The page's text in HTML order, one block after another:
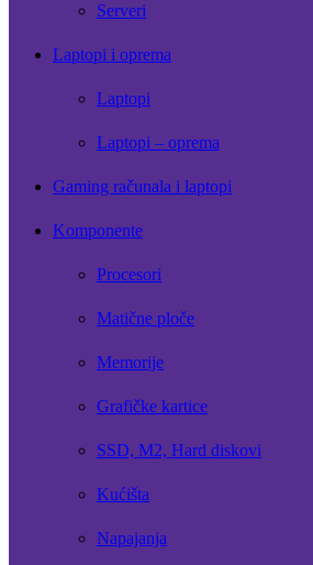
Serveri
Laptopi i oprema
Laptopi
Laptopi – oprema
Gaming računala i laptopi
Komponente
Procesori
Matične ploče
Memorije
Grafičke kartice
SSD, M2, Hard diskovi
Kućišta
Napajanja